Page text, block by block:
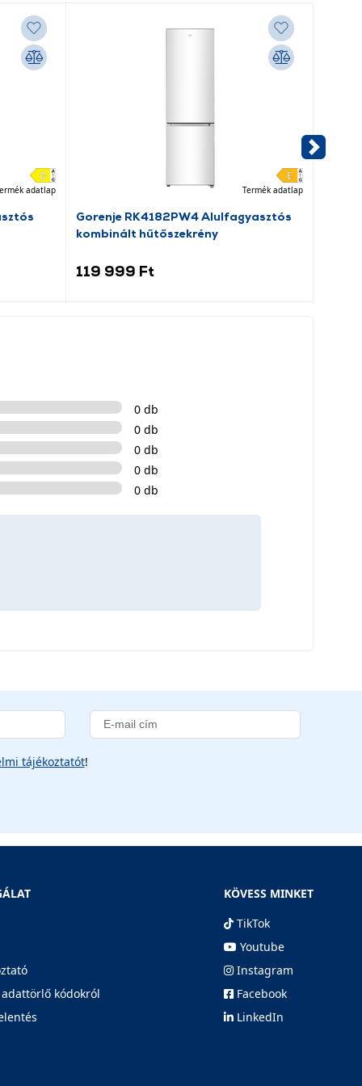
adatlap Termék adatlap
Gorenje RK4182PW4 Alulfagyasztós
kombinált hűtőszekrény
119 999 Ft
0 db
0 db
0 db
0 db
0 db
tájékoztatót!
kódokról
KÖVESS MINKET
TikTok
Youtube
Instagram
Facebook
LinkedIn